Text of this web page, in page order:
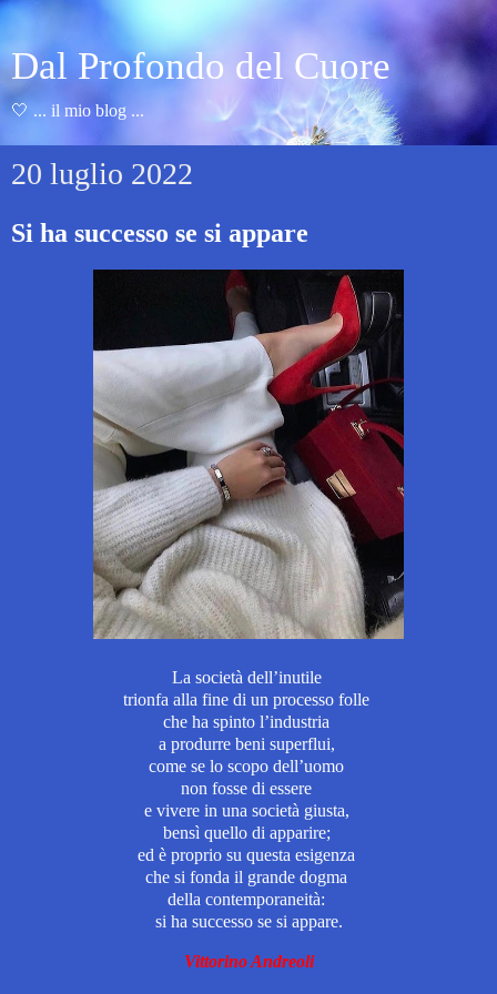
Dal Profondo del Cuore
🤍 ... il mio blog ...
20 luglio 2022
Si ha successo se si appare
La società dell’inutile
trionfa alla fine di un processo folle
che ha spinto l’industria
a produrre beni superflui,
come se lo scopo dell’uomo
non fosse di essere
e vivere in una società giusta,
bensì quello di apparire;
ed è proprio su questa esigenza
che si fonda il grande dogma
della contemporaneità:
si ha successo se si appare.
Vittorino Andreoli